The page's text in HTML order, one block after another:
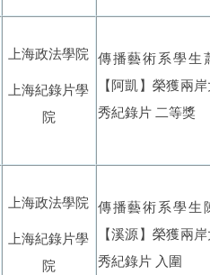
上海政法學院
上海紀錄片學
院
傳播藝術系學生
【阿凱】榮獲兩
秀紀錄片 二等獎
上海政法學院
上海紀錄片學
院
傳播藝術系學生
【溪源】榮獲兩
秀紀錄片 入圍